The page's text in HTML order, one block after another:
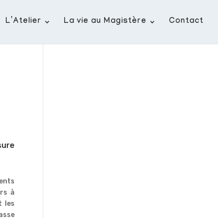
L’Atelier La vie au Magistère Contact
à
les